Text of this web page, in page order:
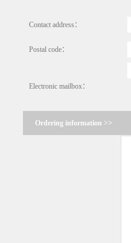
Contact address：
Postal code：
Electronic mailbox：
Ordering information >>